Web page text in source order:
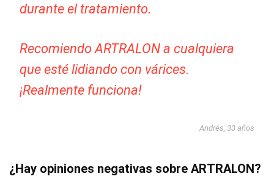
durante el tratamiento.
Recomiendo ARTRALON a cualquiera
que esté lidiando con várices.
¡Realmente funciona!
Andrés, 33 años
¿Hay opiniones negativas sobre ARTRALON?